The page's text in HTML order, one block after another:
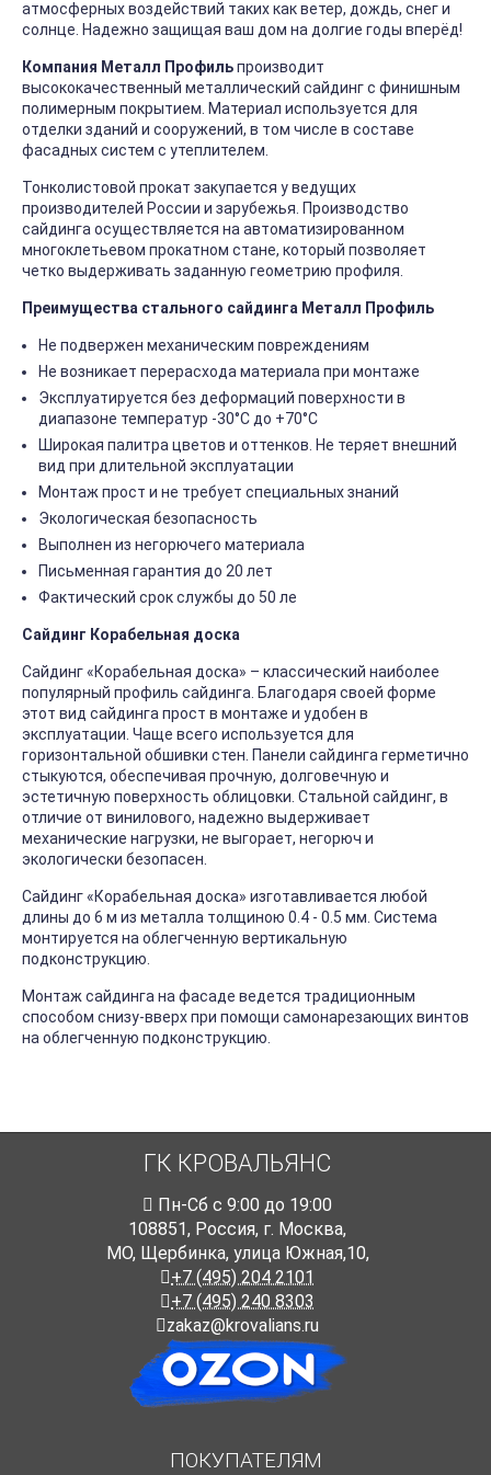
атмосферных воздействий таких как ветер, дождь, снег и
солнце. Надежно защищая ваш дом на долгие годы вперёд!
Компания Металл Профильпроизводит
высококачественный металлический сайдинг с финишным
полимерным покрытием. Материал используется для
отделки зданий и сооружений, в том числе в составе
фасадных систем с утеплителем.
Тонколистовой прокат закупается у ведущих
производителей России и зарубежья. Производство
сайдинга осуществляется на автоматизированном
многоклетьевом прокатном стане, который позволяет
четко выдерживать заданную геометрию профиля.
Преимущества стального сайдинга Металл Профиль
Не подвержен механическим повреждениям
Не возникает перерасхода материала при монтаже
Эксплуатируется без деформаций поверхности в
диапазоне температур -30°C до +70°C
Широкая палитра цветов и оттенков. Не теряет внешний
вид при длительной эксплуатации
Монтаж прост и не требует специальных знаний
Экологическая безопасность
Выполнен из негорючего материала
Письменная гарантия до 20 лет
Фактический срок службы до 50 ле
Сайдинг Корабельная доска
Сайдинг «Корабельная доска» – классический наиболее
популярный профиль сайдинга. Благодаря своей форме
этот вид сайдинга прост в монтаже и удобен в
эксплуатации. Чаще всего используется для
горизонтальной обшивки стен. Панели сайдинга герметично
стыкуются, обеспечивая прочную, долговечную и
эстетичную поверхность облицовки. Стальной сайдинг, в
отличие от винилового, надежно выдерживает
механические нагрузки, не выгорает, негорюч и
экологически безопасен.
Сайдинг «Корабельная доска» изготавливается любой
длины до 6 м из металла толщиною 0.4 - 0.5 мм. Система
монтируется на облегченную вертикальную
подконструкцию.
Монтаж сайдинга на фасаде ведется традиционным
способом снизу-вверх при помощи самонарезающих винтов
на облегченную подконструкцию.
ГК КРОВАЛЬЯНС
Пн-Cб с 9:00 до 19:00
108851, Россия, г. Москва,
МО, Щербинка, улица Южная,10,
+7 (495) 204 2101
+7 (495) 240 8303
zakaz@krovalians.ru
ПОКУПАТЕЛЯМ